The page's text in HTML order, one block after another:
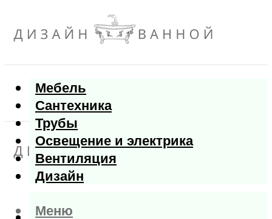
Мебель
Сантехника
Трубы
Освещение и электрика
Вентиляция
Дизайн
Меню